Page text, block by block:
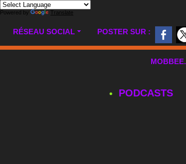
Powered by Translate
RÉSEAU SOCIAL POSTER SUR :
PODCASTS